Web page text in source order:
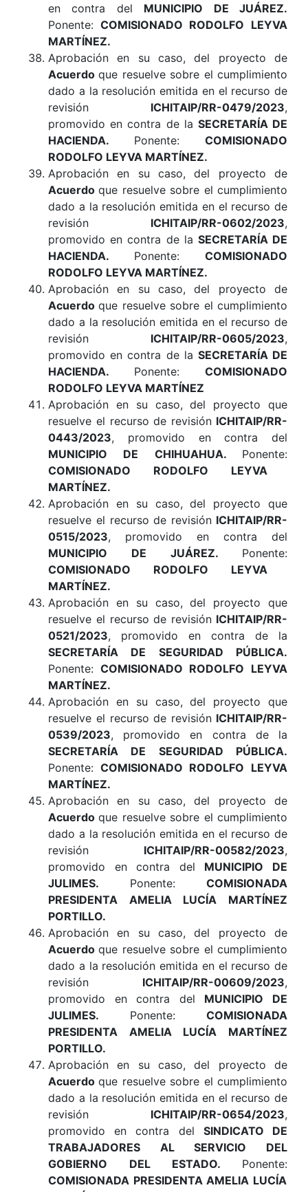
en contra del MUNICIPIO DE JUÁREZ.
Ponente: COMISIONADO RODOLFO LEYVA
MARTÍNEZ.
Aprobación en su caso, del proyecto de
Acuerdoque resuelve sobre el cumplimiento
dado a la resolución emitida en el recurso de
revisión ICHITAIP/RR-0479/2023,
promovido en contra de la SECRETARÍA DE
HACIENDA. Ponente: COMISIONADO
RODOLFO LEYVA MARTÍNEZ.
Aprobación en su caso, del proyecto de
Acuerdoque resuelve sobre el cumplimiento
dado a la resolución emitida en el recurso de
revisión ICHITAIP/RR-0602/2023,
promovido en contra de la SECRETARÍA DE
HACIENDA. Ponente: COMISIONADO
RODOLFO LEYVA MARTÍNEZ.
Aprobación en su caso, del proyecto de
Acuerdoque resuelve sobre el cumplimiento
dado a la resolución emitida en el recurso de
revisión ICHITAIP/RR-0605/2023,
promovido en contra de la SECRETARÍA DE
HACIENDA. Ponente: COMISIONADO
RODOLFO LEYVA MARTÍNEZ
Aprobación en su caso, del proyecto que
resuelve el recurso de revisión ICHITAIP/RR-
0443/2023, promovido en contra del
MUNICIPIO DE CHIHUAHUA. Ponente:
COMISIONADO RODOLFO LEYVA
MARTÍNEZ.
Aprobación en su caso, del proyecto que
resuelve el recurso de revisión ICHITAIP/RR-
0515/2023, promovido en contra del
MUNICIPIO DE JUÁREZ. Ponente:
COMISIONADO RODOLFO LEYVA
MARTÍNEZ.
Aprobación en su caso, del proyecto que
resuelve el recurso de revisión ICHITAIP/RR-
0521/2023, promovido en contra de la
SECRETARÍA DE SEGURIDAD PÚBLICA.
Ponente: COMISIONADO RODOLFO LEYVA
MARTÍNEZ.
Aprobación en su caso, del proyecto que
resuelve el recurso de revisión ICHITAIP/RR-
0539/2023, promovido en contra de la
SECRETARÍA DE SEGURIDAD PÚBLICA.
Ponente: COMISIONADO RODOLFO LEYVA
MARTÍNEZ.
Aprobación en su caso, del proyecto de
Acuerdoque resuelve sobre el cumplimiento
dado a la resolución emitida en el recurso de
revisión ICHITAIP/RR-00582/2023,
promovido en contra del MUNICIPIO DE
JULIMES. Ponente:COMISIONADA
PRESIDENTA AMELIA LUCÍA MARTÍNEZ
PORTILLO.
Aprobación en su caso, del proyecto de
Acuerdoque resuelve sobre el cumplimiento
dado a la resolución emitida en el recurso de
revisión ICHITAIP/RR-00609/2023,
promovido en contra del MUNICIPIO DE
JULIMES. Ponente:COMISIONADA
PRESIDENTA AMELIA LUCÍA MARTÍNEZ
PORTILLO.
Aprobación en su caso, del proyecto de
Acuerdoque resuelve sobre el cumplimiento
dado a la resolución emitida en el recurso de
revisión ICHITAIP/RR-0654/2023,
promovido en contra del SINDICATO DE
TRABAJADORES AL SERVICIO DEL
GOBIERNO DEL ESTADO. Ponente:
COMISIONADA PRESIDENTA AMELIA LUCÍA